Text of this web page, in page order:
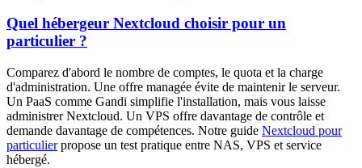
Quel hébergeur Nextcloud choisir pour un
particulier ?
Comparez d'abord le nombre de comptes, le quota et la charge
d'administration. Une offre managée évite de maintenir le serveur.
Un PaaS comme Gandi simplifie l'installation, mais vous laisse
administrer Nextcloud. Un VPS offre davantage de contrôle et
demande davantage de compétences. Notre guide Nextcloud pour
particulierpropose un test pratique entre NAS, VPS et service
hébergé.